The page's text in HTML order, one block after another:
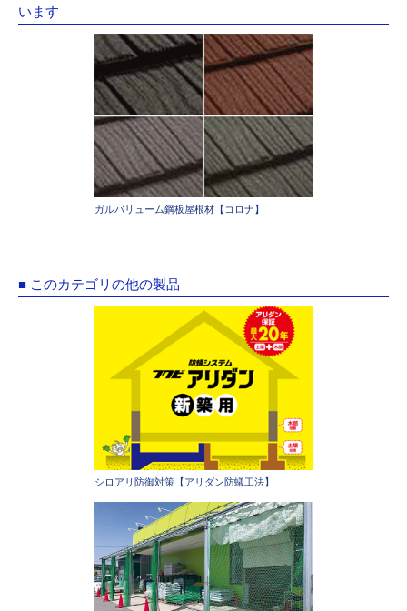
います
ガルバリューム鋼板屋根材【コロナ】
■ このカテゴリの他の製品
シロアリ防御対策【アリダン防蟻工法】